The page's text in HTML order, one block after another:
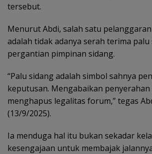
tersebut.
Menurut Abdi, salah satu
adalah tidak adanya serah terima palu
pergantian pimpinan sidang.
“Palu sidang adalah simbol sahnya
keputusan. Mengabaikan penyerahan
menghapus legalitas forum,” tegas
(13/9/2025).
Ia menduga hal itu bukan sekadar
kesengajaan untuk membajak